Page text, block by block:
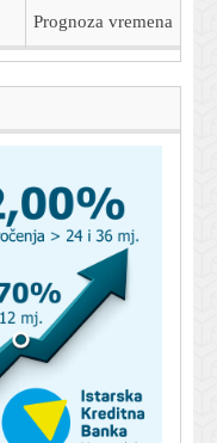
Prognoza vremena